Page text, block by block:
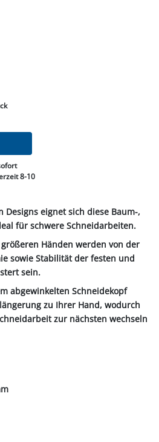
8-10
Designs eignet sich diese Baum-,
für schwere Schneidarbeiten.
Händen werden von der
sowie Stabilität der festen und
sein.
abgewinkelten Schneidekopf
zu Ihrer Hand, wodurch
zur nächsten wechseln